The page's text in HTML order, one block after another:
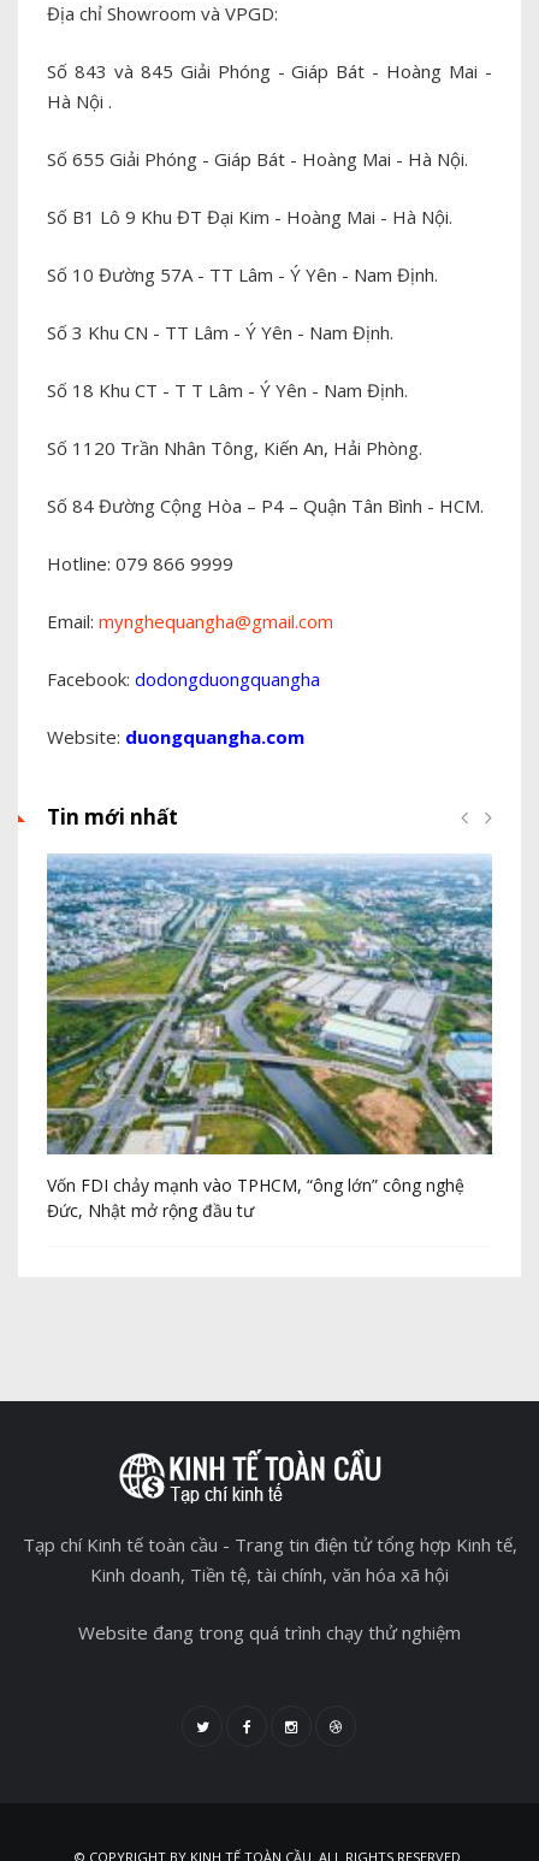
Địa chỉ Showroom và VPGD:
Số 843 và 845 Giải Phóng - Giáp Bát - Hoàng Mai -
Hà Nội .
Số 655 Giải Phóng - Giáp Bát - Hoàng Mai - Hà Nội.
Số B1 Lô 9 Khu ĐT Đại Kim - Hoàng Mai - Hà Nội.
Số 10 Đường 57A - TT Lâm - Ý Yên - Nam Định.
Số 3 Khu CN - TT Lâm - Ý Yên - Nam Định.
Số 18 Khu CT - T T Lâm - Ý Yên - Nam Định.
Số 1120 Trần Nhân Tông, Kiến An, Hải Phòng.
Số 84 Đường Cộng Hòa – P4 – Quận Tân Bình - HCM.
Hotline: 079 866 9999
Email: mynghequangha@gmail.com
Facebook: dodongduongquangha
Website: duongquangha.com
Tin mới nhất
Vốn FDI chảy mạnh vào TPHCM, “ông lớn” công nghệ
Đức, Nhật mở rộng đầu tư
Tạp chí Kinh tế toàn cầu - Trang tin điện tử tổng hợp Kinh tế,
Kinh doanh, Tiền tệ, tài chính, văn hóa xã hội
Website đang trong quá trình chạy thử nghiệm
© COPYRIGHT BY KINH TẾ TOÀN CẦU. ALL RIGHTS RESERVED.